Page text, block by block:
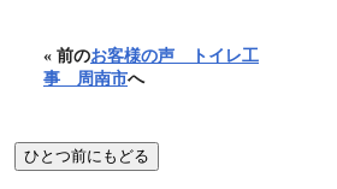
« 前のお客様の声 トイレ工
事 周南市へ